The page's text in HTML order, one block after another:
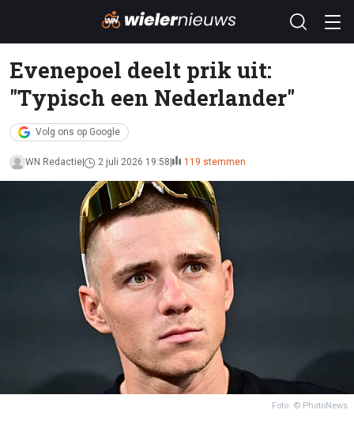
Evenepoel deelt prik uit:
"Typisch een Nederlander"
Volg ons op Google
WN Redactie 2 juli 2026 19:58 119 stemmen
Foto: © PhotoNews